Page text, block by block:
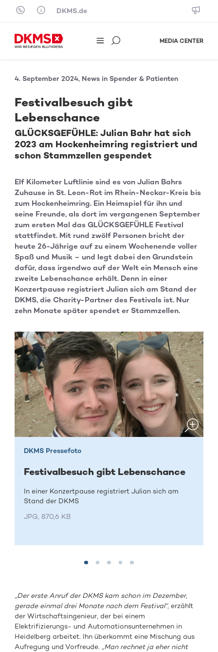
Skip to content
DKMS.de
MEDIA CENTER
4. September 2024, News in Spender & Patienten
Festivalbesuch gibt
Lebenschance
GLÜCKSGEFÜHLE: Julian Bahr hat sich
2023 am Hockenheimring registriert und
schon Stammzellen gespendet
Elf Kilometer Luftlinie sind es von Julian Bahrs
Zuhause in St. Leon-Rot im Rhein-Neckar-Kreis bis
zum Hockenheimring. Ein Heimspiel für ihn und
seine Freunde, als dort im vergangenen September
zum ersten Mal das GLÜCKSGEFÜHLE Festival
stattfindet. Mit rund zwölf Personen bricht der
heute 26-Jährige auf zu einem Wochenende voller
Spaß und Musik – und legt dabei den Grundstein
dafür, dass irgendwo auf der Welt ein Mensch eine
zweite Lebenschance erhält. Denn in einer
Konzertpause registriert Julian sich am Stand der
DKMS, die Charity-Partner des Festivals ist. Nur
zehn Monate später spendet er Stammzellen.
DKMS Pressefoto
Festivalbesuch gibt Lebenschance
In einer Konzertpause registriert Julian sich am
Stand der DKMS
JPG, 870,6 KB
„Der erste Anruf der DKMS kam schon im Dezember,
gerade einmal drei Monate nach dem Festival“, erzählt
der Wirtschaftsingenieur, der bei einem
Elektrifizierungs- und Automationsunternehmen in
Heidelberg arbeitet. Ihn überkommt eine Mischung aus
Aufregung und Vorfreude. „Man rechnet ja eher nicht